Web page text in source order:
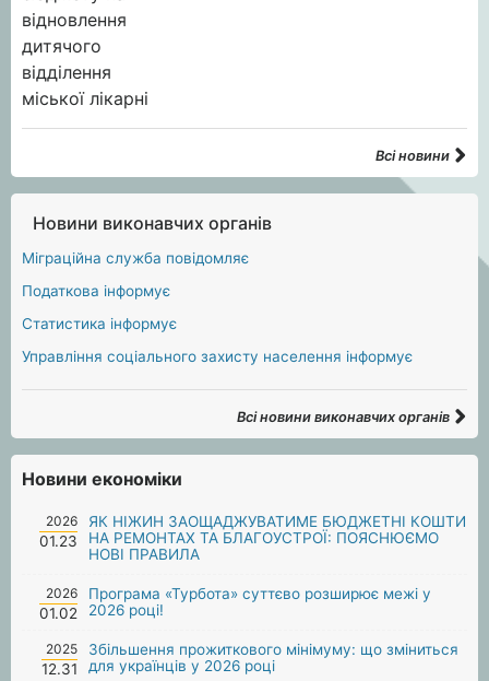
Всі новини
Новини виконавчих органів
Міграційна служба повідомляє
Податкова інформує
Статистика інформує
Управління соціального захисту населення інформує
Всі новини виконавчих органів
Новини економіки
2026
01.23
ЯК НІЖИН ЗАОЩАДЖУВАТИМЕ БЮДЖЕТНІ КОШТИ
НА РЕМОНТАХ ТА БЛАГОУСТРОЇ: ПОЯСНЮЄМО
НОВІ ПРАВИЛА
2026
01.02
Програма «Турбота» суттєво розширює межі у
2026 році!
2025
12.31
Збільшення прожиткового мінімуму: що зміниться
для українців у 2026 році